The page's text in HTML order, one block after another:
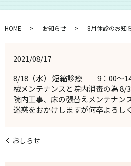
HOME お知らせ 8月休診のお知
2021/08/17
8/18（水） 短縮診療 9：00～
械メンテナンスと院内消毒の為
院内工事、床の張替えメンテナ
迷惑をおかけしますが何卒よろし
おしらせ